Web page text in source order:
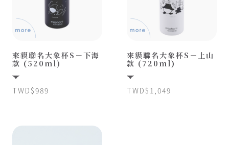
來貘聯名大象杯S－下海
款 (520ml)
TWD$989
來貘聯名大象杯S－上山
款 (720ml)
TWD$1,049